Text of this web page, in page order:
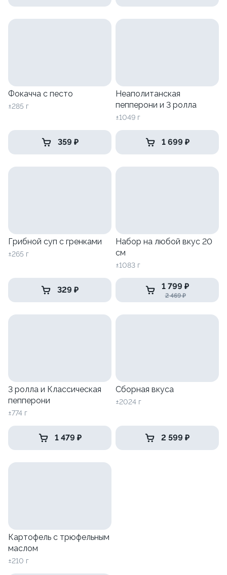
Фокачча с песто
±285 г
359 ₽
Неаполитанская
пепперони и 3 ролла
±1049 г
1 699 ₽
Грибной суп с гренками
±265 г
329 ₽
Набор на любой вкус 20
см
±1083 г
1 799 ₽
2 469 ₽
3 ролла и Классическая
пепперони
±774 г
1 479 ₽
Сборная вкуса
±2024 г
2 599 ₽
Картофель с трюфельным
маслом
±210 г